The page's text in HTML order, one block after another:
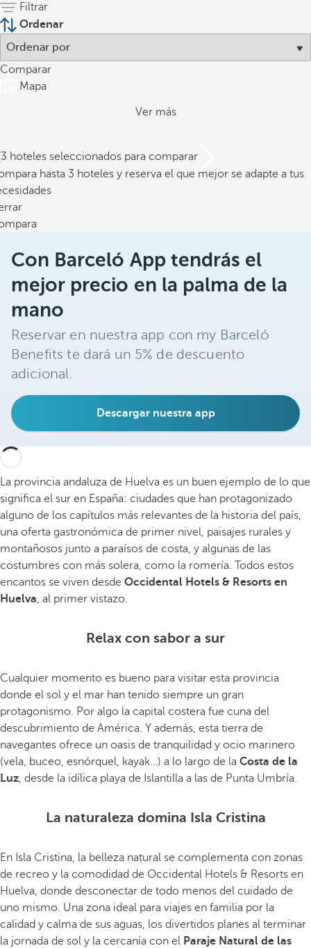
Filtrar
Ordenar
Comparar
Mapa
Ver más
hoteles seleccionados para comparar
hasta 3 hoteles y reserva el que mejor se adapte a tus
Con Barceló App tendrás el
mejor precio en la palma de la
mano
Reservar en nuestra app con my Barceló
Benefits te dará un 5% de descuento
adicional.
Descargar nuestra app
La provincia andaluza de Huelva es un buen ejemplo de lo que
significa el sur en España: ciudades que han protagonizado
alguno de los capítulos más relevantes de la historia del país,
una oferta gastronómica de primer nivel, paisajes rurales y
montañosos junto a paraísos de costa, y algunas de las
costumbres con más solera, como la romería. Todos estos
encantos se viven desde Occidental Hotels & Resorts en
Huelva, al primer vistazo.
Relax con sabor a sur
Cualquier momento es bueno para visitar esta provincia
donde el sol y el mar han tenido siempre un gran
protagonismo. Por algo la capital costera fue cuna del
descubrimiento de América. Y además, esta tierra de
navegantes ofrece un oasis de tranquilidad y ocio marinero
(vela, buceo, esnórquel, kayak…) a lo largo de la Costa de la
Luz, desde la idílica playa de Islantilla a las de Punta Umbría.
La naturaleza domina Isla Cristina
En Isla Cristina, la belleza natural se complementa con zonas
de recreo y la comodidad de Occidental Hotels & Resorts en
Huelva, donde desconectar de todo menos del cuidado de
uno mismo. Una zona ideal para viajes en familia por la
calidad y calma de sus aguas, los divertidos planes al terminar
la jornada de sol y la cercanía con el Paraje Natural de las